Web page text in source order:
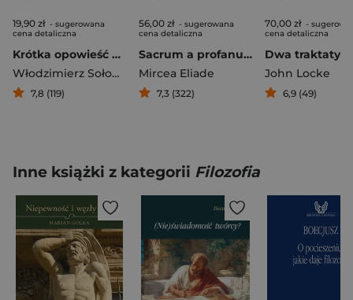
19,90 zł - sugerowana
cena detaliczna
Krótka opowieść o Antychryście
Włodzimierz Sołowjow
7,8 (119)
56,00 zł - sugerowana
cena detaliczna
Sacrum a profanum O istocie sfery religijnej
Mircea Eliade
7,3 (322)
70,00 zł -
cena detaliczna
John Locke
6,9 (49)
Inne książki z kategorii Filozofia